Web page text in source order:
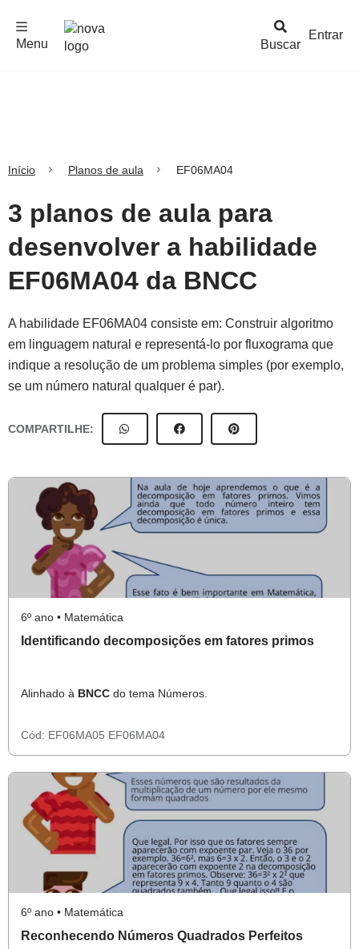
Buscar
Menu
Entrar
Início Planos de aula EF06MA04
3 planos de aula para
desenvolver a habilidade
EF06MA04 da BNCC
A habilidade EF06MA04 consiste em: Construir algoritmo
em linguagem natural e representá-lo por fluxograma que
indique a resolução de um problema simples (por exemplo,
se um número natural qualquer é par).
COMPARTILHE:
6º ano • Matemática
Identificando decomposições em fatores primos
Alinhado à BNCC do tema Números.
Cód: EF06MA05 EF06MA04
6º ano • Matemática
Reconhecendo Números Quadrados Perfeitos